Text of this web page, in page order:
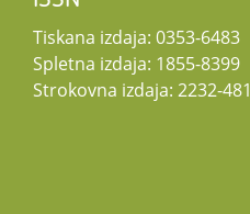
Tiskana izdaja: 0353-6483
Spletna izdaja: 1855-8399
Strokovna izdaja: 2232-